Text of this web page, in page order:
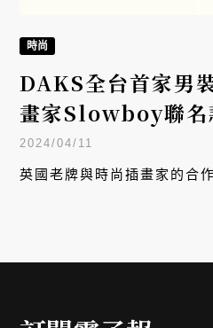
時尚
DAKS全台首家男
畫家Slowboy聯名
2024/04/11
英國老牌與時尚插畫家的合